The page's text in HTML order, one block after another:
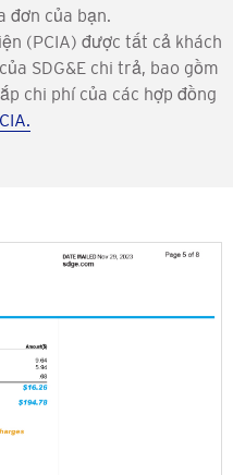
đơn của bạn.
(PCIA) được tất cả khách
SDG&E chi trả, bao gồm
chi phí của các hợp đồng